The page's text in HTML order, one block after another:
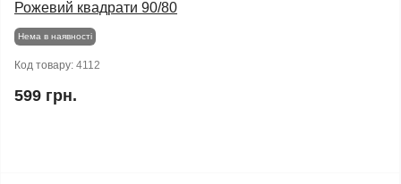
Рожевий квадрати 90/80
Нема в наявності
Код товару: 4112
599 грн.